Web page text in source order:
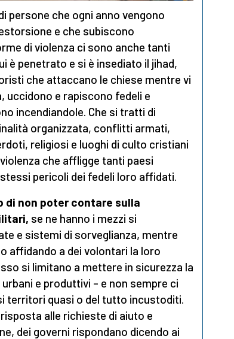
persone che ogni anno vengono
e che subiscono
di violenza ci sono anche tanti
è penetrato e si è insediato il jihad,
che attaccano le chiese mentre vi
uccidono e rapiscono fedeli e
incendiandole. Che si tratti di
organizzata, conflitti armati,
religiosi e luoghi di culto cristiani
che affligge tanti paesi
pericoli dei fedeli loro affidati.
di non poter contare sulla
se ne hanno i mezzi si
e sistemi di sorveglianza, mentre
affidando a dei volontari la loro
si limitano a mettere in sicurezza la
e produttivi – e non sempre ci
territori quasi o del tutto incustoditi.
alle richieste di aiuto e
dei governi rispondano dicendo ai